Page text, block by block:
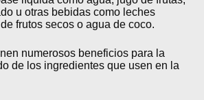
u otras bebidas como leches
frutos secos o agua de coco.
numerosos beneficios para la
de los ingredientes que usen en la